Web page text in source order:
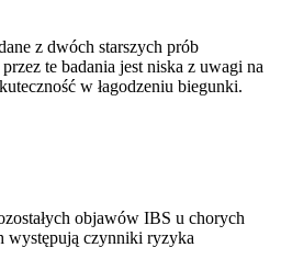
z dwóch starszych prób
te badania jest niska z uwagi na
w łagodzeniu biegunki.
objawów IBS u chorych
występują czynniki ryzyka